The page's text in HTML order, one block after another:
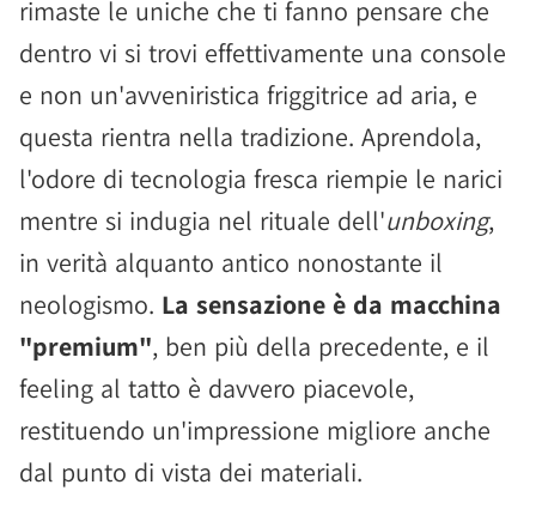
rimaste le uniche che ti fanno pensare che
dentro vi si trovi effettivamente una console
e non un'avveniristica friggitrice ad aria, e
questa rientra nella tradizione. Aprendola,
l'odore di tecnologia fresca riempie le narici
mentre si indugia nel rituale dell'unboxing,
in verità alquanto antico nonostante il
neologismo. La sensazione è da macchina
"premium", ben più della precedente, e il
feeling al tatto è davvero piacevole,
restituendo un'impressione migliore anche
dal punto di vista dei materiali.